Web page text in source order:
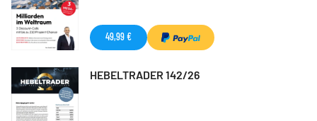
49,99 €
HEBELTRADER 142/26